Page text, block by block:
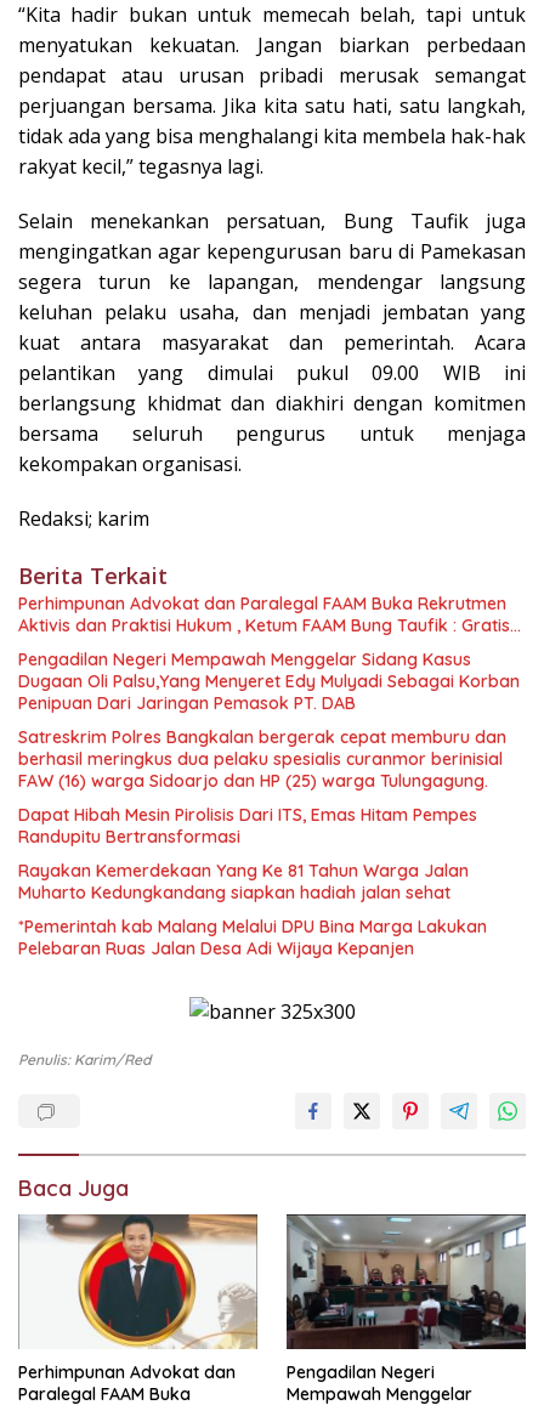
“Kita hadir bukan untuk memecah belah, tapi untuk
menyatukan kekuatan. Jangan biarkan perbedaan
pendapat atau urusan pribadi merusak semangat
perjuangan bersama. Jika kita satu hati, satu langkah,
tidak ada yang bisa menghalangi kita membela hak-hak
rakyat kecil,” tegasnya lagi.
Selain menekankan persatuan, Bung Taufik juga
mengingatkan agar kepengurusan baru di Pamekasan
segera turun ke lapangan, mendengar langsung
keluhan pelaku usaha, dan menjadi jembatan yang
kuat antara masyarakat dan pemerintah. Acara
pelantikan yang dimulai pukul 09.00 WIB ini
berlangsung khidmat dan diakhiri dengan komitmen
bersama seluruh pengurus untuk menjaga
kekompakan organisasi.
Redaksi; karim
Berita Terkait
Perhimpunan Advokat dan Paralegal FAAM Buka Rekrutmen
Aktivis dan Praktisi Hukum , Ketum FAAM Bung Taufik : Gratis…
Pengadilan Negeri Mempawah Menggelar Sidang Kasus
Dugaan Oli Palsu,Yang Menyeret Edy Mulyadi Sebagai Korban
Penipuan Dari Jaringan Pemasok PT. DAB
Satreskrim Polres Bangkalan bergerak cepat memburu dan
berhasil meringkus dua pelaku spesialis curanmor berinisial
FAW (16) warga Sidoarjo dan HP (25) warga Tulungagung.
Dapat Hibah Mesin Pirolisis Dari ITS, Emas Hitam Pempes
Randupitu Bertransformasi
Rayakan Kemerdekaan Yang Ke 81 Tahun Warga Jalan
Muharto Kedungkandang siapkan hadiah jalan sehat
*Pemerintah kab Malang Melalui DPU Bina Marga Lakukan
Pelebaran Ruas Jalan Desa Adi Wijaya Kepanjen
Penulis: Karim/red
Baca Juga
Perhimpunan Advokat dan
Paralegal FAAM Buka
Pengadilan Negeri
Mempawah Menggelar